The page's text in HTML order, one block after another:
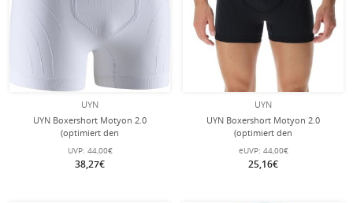
UYN
UYN Boxershort Motyon 2.0
(optimiert den
Feuchtigkeitstransport und
Luftzirkulation) Unterwäsche weiss
Herren
UVP: 44,00€
38,27€
UYN
UYN Boxershort Motyon 2.0
(optimiert den
Feuchtigkeitstransport und
Luftzirkulation) Unterwäsche
schwarz Herren
eUVP: 44,00€
25,16€